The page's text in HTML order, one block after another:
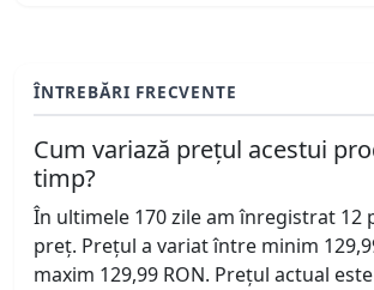
ÎNTREBĂRI FRECVENTE
Cum variază prețul acestui
timp?
În ultimele 170 zile am înregistrat 12
preț. Prețul a variat între minim
maxim 129,99 RON. Prețul actual